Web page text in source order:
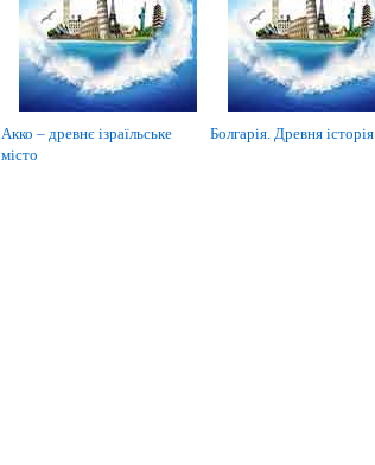
Акко – древнє ізраїльське
місто
Болгарія. Древня історія